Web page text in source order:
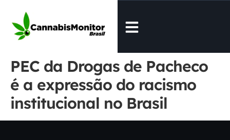
PEC da Drogas de Pacheco
é a expressão do racismo
institucional no Brasil